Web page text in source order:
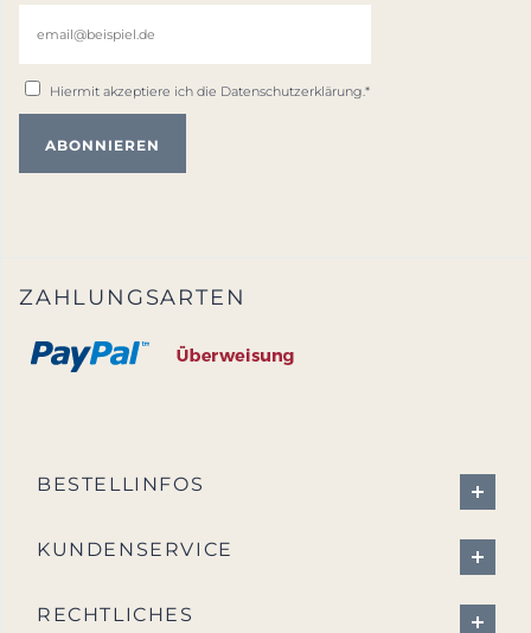
Hiermit akzeptiere ich die Datenschutzerklärung.*
ZAHLUNGSARTEN
BESTELLINFOS
KUNDENSERVICE
RECHTLICHES